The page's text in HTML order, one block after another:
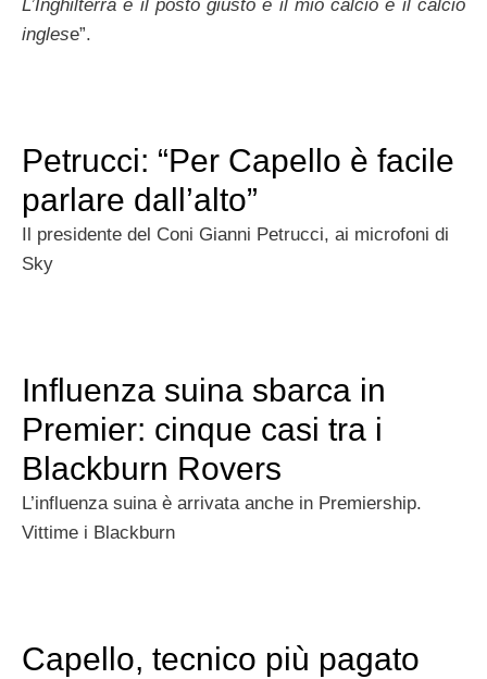
L’Inghilterra è il posto giusto e il mio calcio è il calcio
inglese”.
Petrucci: “Per Capello è facile
parlare dall’alto”
Il presidente del Coni Gianni Petrucci, ai microfoni di
Sky
Influenza suina sbarca in
Premier: cinque casi tra i
Blackburn Rovers
L’influenza suina è arrivata anche in Premiership.
Vittime i Blackburn
Capello, tecnico più pagato